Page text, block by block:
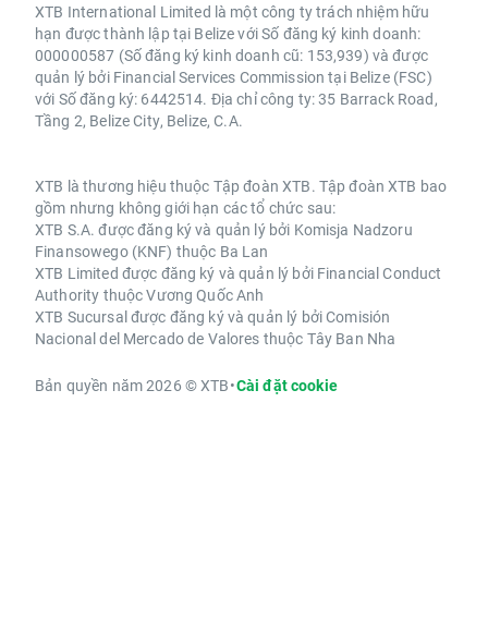
XTB International Limited là một công ty trách nhiệm hữu
hạn được thành lập tại Belize với Số đăng ký kinh doanh:
000000587 (Số đăng ký kinh doanh cũ: 153,939) và được
quản lý bởi Financial Services Commission tại Belize (FSC)
với Số đăng ký: 6442514. Địa chỉ công ty: 35 Barrack Road,
Tầng 2, Belize City, Belize, C.A.
XTB là thương hiệu thuộc Tập đoàn XTB. Tập đoàn XTB bao
gồm nhưng không giới hạn các tổ chức sau:
XTB S.A. được đăng ký và quản lý bởi Komisja Nadzoru
Finansowego (KNF) thuộc Ba Lan
XTB Limited được đăng ký và quản lý bởi Financial Conduct
Authority thuộc Vương Quốc Anh
XTB Sucursal được đăng ký và quản lý bởi Comisión
Nacional del Mercado de Valores thuộc Tây Ban Nha
Bản quyền năm 2026 © XTB•Cài đặt cookie